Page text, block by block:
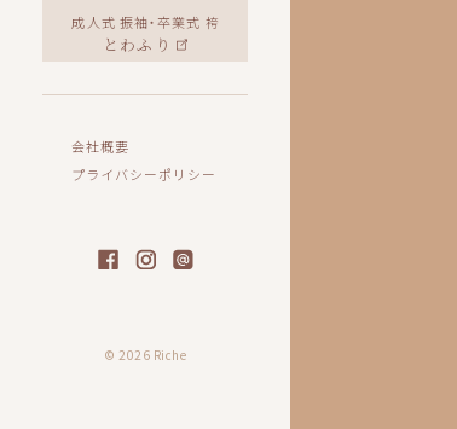
成人式 振袖・卒業式 袴
とわふり
会社概要
プライバシーポリシー
© 2026 Riche